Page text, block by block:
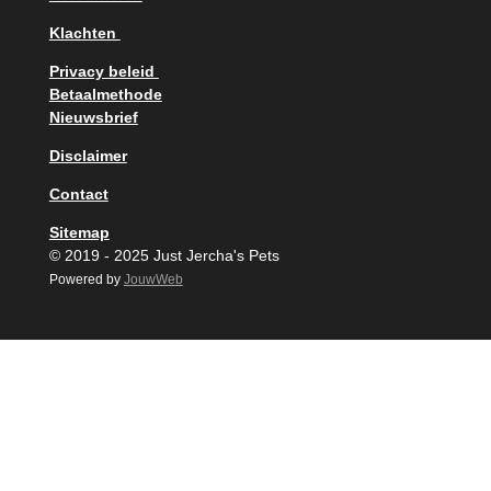
Klachten
Privacy beleid
Betaalmethode
Nieuwsbrief
Disclaimer
Contact
Sitemap
© 2019 - 2025 Just Jercha's Pets
Powered by JouwWeb